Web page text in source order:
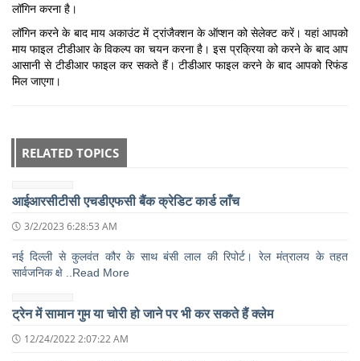
लॉगिन करना है।
लॉगिन करने के बाद माय अकाउंट में ट्रांजैक्शन के ऑप्शन को सेलेक्ट करें। यहां आपको
माय फाइल टीडीआर के विकल्प का चयन करना है। इस प्रक्रिया को करने के बाद आप
आसानी से टीडीआर फाइल कर सकते हैं। टीडीआर फाइल करने के बाद आपको रिफंड
मिल जाएगा।
RELATED TOPICS
आईआरसीटीसी एचडीएफसी बैंक क्रेडिट कार्ड लाँच
3/2/2023 6:28:53 AM
नई दिल्ली से कुलवंत कौर के साथ बंसी लाल की रिपोर्ट। रेल मंत्रालय के तहत
सार्वजनिक क्षे ..Read More
ट्रेन में सामान गुम या चोरी हो जाने पर भी कर सकते हैं क्लेम
12/24/2022 2:07:22 AM